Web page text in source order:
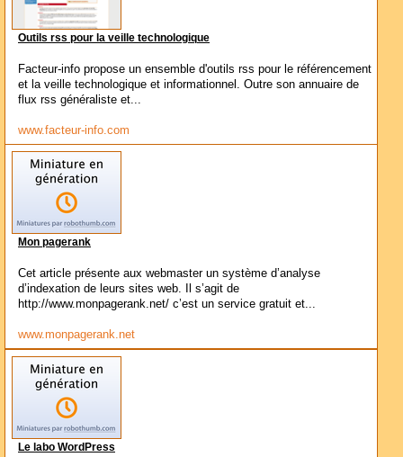
Outils rss pour la veille technologique
Facteur-info propose un ensemble d'outils rss pour le référencement
et la veille technologique et informationnel. Outre son annuaire de
flux rss généraliste et...
www.facteur-info.com
Mon pagerank
Cet article présente aux webmaster un système d’analyse
d’indexation de leurs sites web. Il s’agit de
http://www.monpagerank.net/ c’est un service gratuit et...
www.monpagerank.net
Le labo WordPress